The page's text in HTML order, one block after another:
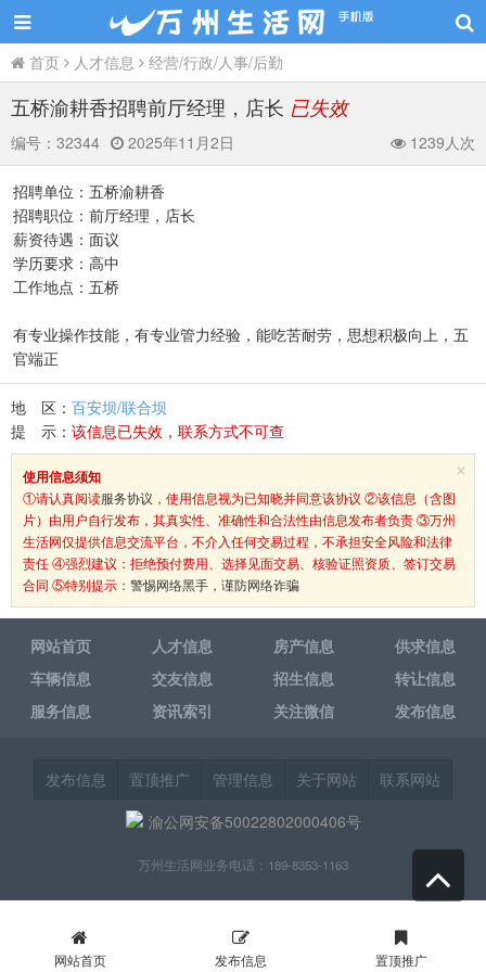
首页 人才信息 经营/行政/人事/后勤
五桥渝耕香招聘前厅经理，店长 已失效
编号： 32344 2025年11月2日 1239人次
招聘单位：五桥渝耕香
招聘职位：前厅经理，店长
薪资待遇：面议
学历要求：高中
工作地点：五桥
有专业操作技能，有专业管力经验，能吃苦耐劳，思想积极向上，五
官端正
地 区： 百安坝/联合坝
提 示： 该信息已失效，联系方式不可查
×
使用信息须知
①请认真阅读服务协议 ，使用信息视为已知晓并同意该协议 ②该信息（含图
片）由用户自行发布，其真实性、准确性和合法性由信息发布者负责 ③万州
生活网仅提供信息交流平台，不介入任何交易过程，不承担安全风险和法律
责任 ④强烈建议：拒绝预付费用、选择见面交易、核验证照资质、签订交易
合同 ⑤特别提示： 警惕网络黑手，谨防网络诈骗
网站首页 人才信息 房产信息
供求信息
车辆信息
交友信息 招生信息
转让信息
服务信息
资讯索引 关注微信 发布信息
发布信息 置顶推广 管理信息 关于网站
联系网站
渝公网安备50022802000406号
万州生活网业务电话：189-8353-1163
网站首页 发布信息 置顶推广